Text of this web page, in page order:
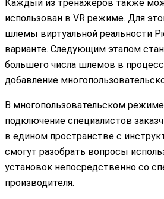
Каждый из тренажеров также
использован в VR режиме. Для
шлемы виртуальной реальности
варианте. Следующим этапом
большего числа шлемов в
добавление
В многопользовательском
подключение специалистов
в едином пространстве с
смогут разобрать вопросы
установок непосредственно со
производителя.